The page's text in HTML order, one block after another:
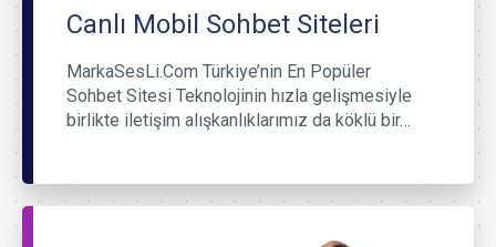
Canlı Mobil Sohbet Siteleri
MarkaSesLi.Com Türkiye’nin En Popüler
Sohbet Sitesi Teknolojinin hızla gelişmesiyle
birlikte iletişim alışkanlıklarımız da köklü bir…